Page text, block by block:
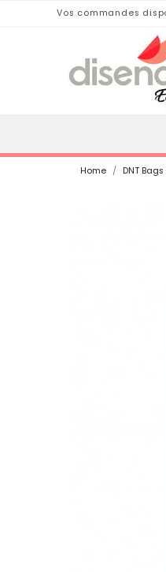
Vos commandes
Home DNT